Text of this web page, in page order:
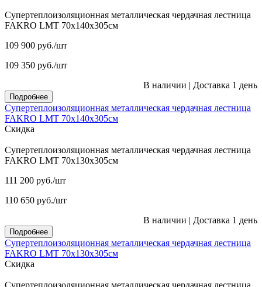
Супертеплоизоляционная металлическая чердачная лестница
FAKRO LMT 70х140х305см
109 900 руб./шт
109 350 руб./шт
В наличии | Доставка 1 день
Подробнее
Супертеплоизоляционная металлическая чердачная лестница
FAKRO LMT 70х140х305см
Скидка
Супертеплоизоляционная металлическая чердачная лестница
FAKRO LMT 70х130х305см
111 200 руб./шт
110 650 руб./шт
В наличии | Доставка 1 день
Подробнее
Супертеплоизоляционная металлическая чердачная лестница
FAKRO LMT 70х130х305см
Скидка